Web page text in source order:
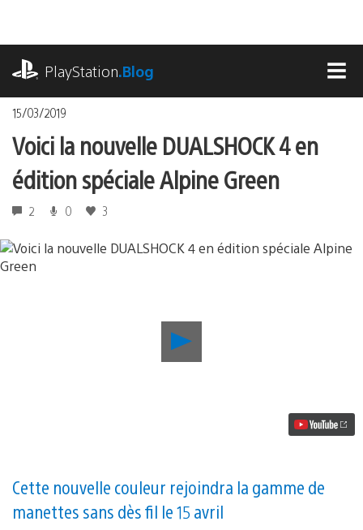
contenu
PlayStation.Blog
15/03/2019
Voici la nouvelle DUALSHOCK 4 en
édition spéciale Alpine Green
2 0 3
Lancer
vidéo
spéciale
Alpine
Green
Cette nouvelle couleur rejoindra la gamme de
manettes sans dès fil le 15 avril